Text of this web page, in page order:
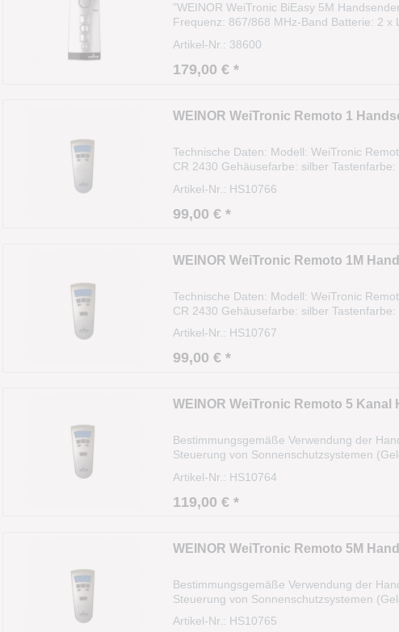
"WEINOR WeiTronic BiEasy 5M
Frequenz: 867/868 MHz-Band Batterie: 2 x
Artikel-Nr.: 38600
179,00 € *
WEINOR WeiTronic Remoto 1
Technische Daten: Modell: WeiTronic
CR 2430 Gehäusefarbe: silber
Artikel-Nr.: HS10766
99,00 € *
WEINOR WeiTronic Remoto 1M
Technische Daten: Modell: WeiTronic
CR 2430 Gehäusefarbe: silber
Artikel-Nr.: HS10767
99,00 € *
WEINOR WeiTronic Remoto 5 Kanal
Bestimmungsgemäße Verwendung der
Steuerung von Sonnenschutzsystemen
Artikel-Nr.: HS10764
119,00 € *
WEINOR WeiTronic Remoto 5M
Bestimmungsgemäße Verwendung der
Steuerung von Sonnenschutzsystemen
Artikel-Nr.: HS10765